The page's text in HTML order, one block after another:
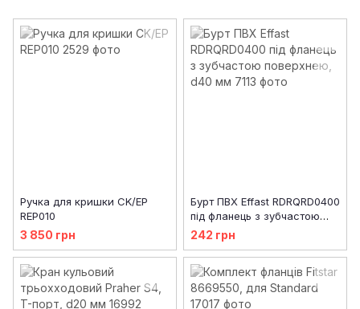
Ручка для кришки CK/EP
REP010
3 850 грн
Бурт ПВХ Effast RDRQRD0400
під фланець з зубчастою
поверхнею, d40 мм
242 грн